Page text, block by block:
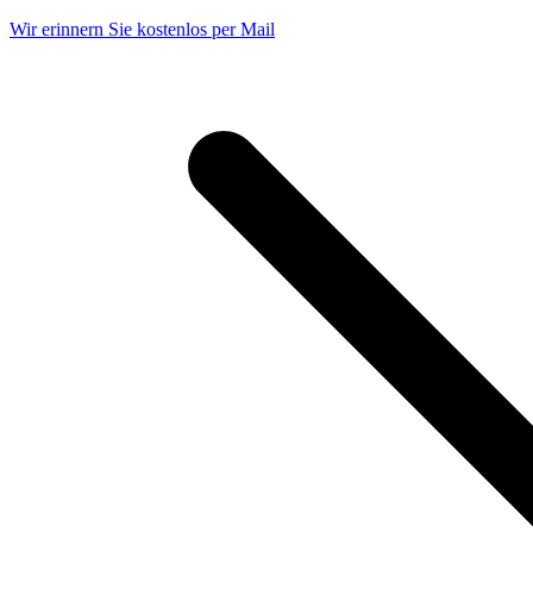
Wir erinnern Sie kostenlos per Mail